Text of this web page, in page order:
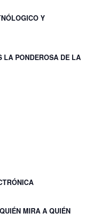
Y
LA PONDEROSA DE LA
MIRA A QUIÉN